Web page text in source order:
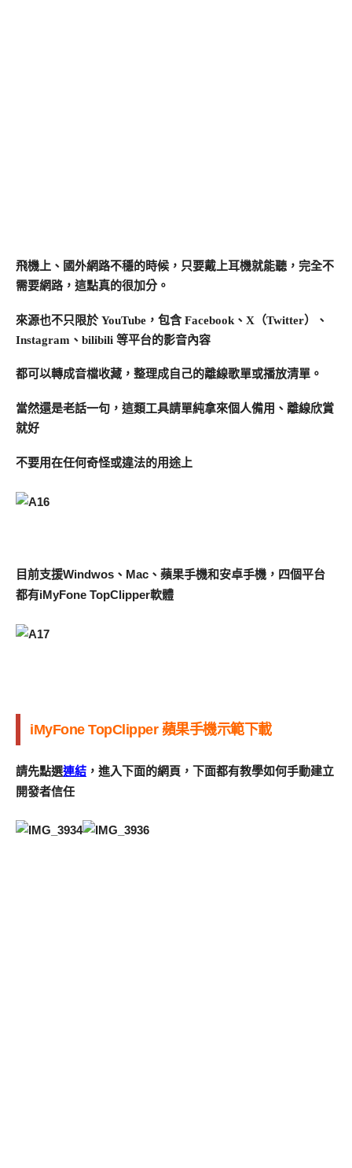
飛機上、國外網路不穩的時候，只要戴上耳機就能聽，完全不
需要網路，這點真的很加分。
來源也不只限於 YouTube，包含 Facebook、X（Twitter）、
Instagram、bilibili 等平台的影音內容
都可以轉成音檔收藏，整理成自己的離線歌單或播放清單。
當然還是老話一句，這類工具請單純拿來個人備用、離線欣賞
就好
不要用在任何奇怪或違法的用途上
目前支援Windwos、Mac、蘋果手機和安卓手機，四個平台
都有iMyFone TopClipper軟體
iMyFone TopClipper 蘋果手機示範下載
請先點選連結 ，進入下面的網頁，下面都有教學如何手動建立
開發者信任